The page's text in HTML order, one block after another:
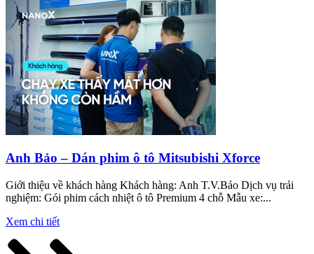
Anh Bảo – Dán phim ô tô Mitsubishi Xforce
Giới thiệu về khách hàng Khách hàng: Anh T.V.Bảo Dịch vụ trải
nghiệm: Gói phim cách nhiệt ô tô Premium 4 chỗ Mẫu xe:...
Xem chi tiết